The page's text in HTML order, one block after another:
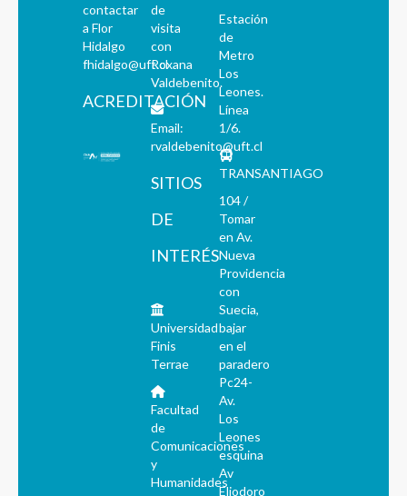
contactar
a Flor
Hidalgo
fhidalgo@uft.cl
ACREDITACIÓN
de
visita
con
Roxana
Valdebenito.
Email:
rvaldebenito@uft.cl
SITIOS
DE
INTERÉS
Universidad
Finis
Terrae
Facultad
de
Comunicaciones
y
Humanidades
Estación
de
Metro
Los
Leones.
Línea
1/6.
TRANSANTIAGO
104 /
Tomar
en Av.
Nueva
Providencia
con
Suecia,
bajar
en el
paradero
Pc24-
Av.
Los
Leones
esquina
Av
Eliodoro